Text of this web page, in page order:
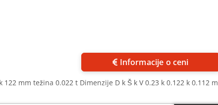
Informacije o ceni
mm težina 0.022 t Dimenzije D k Š k V 0.23 k 0.122 k 0.112 m